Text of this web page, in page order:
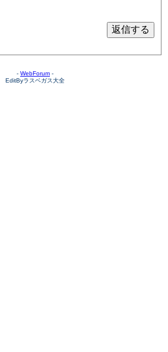
- WebForum -
EditByラスベガス大全